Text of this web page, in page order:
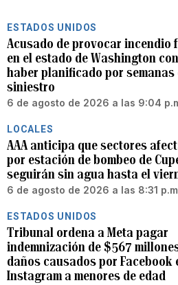
ESTADOS UNIDOS
Acusado de provocar incendio
en el estado de Washington
haber planificado por semanas
siniestro
6 de agosto de 2026 a las 9:04
LOCALES
AAA anticipa que sectores
por estación de bombeo de
seguirán sin agua hasta el
6 de agosto de 2026 a las 8:31
ESTADOS UNIDOS
Tribunal ordena a Meta pagar
indemnización de $567
daños causados por Facebook
Instagram a menores de edad